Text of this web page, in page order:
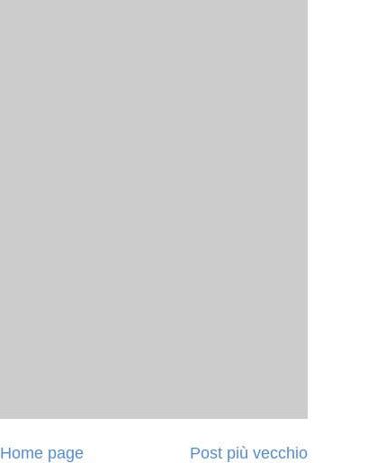
Post più vecchio
Home page